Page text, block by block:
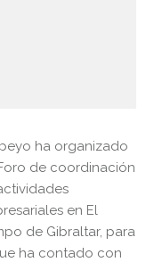
ha organizado
de coordinación
en El
de Gibraltar, para
ha contado con